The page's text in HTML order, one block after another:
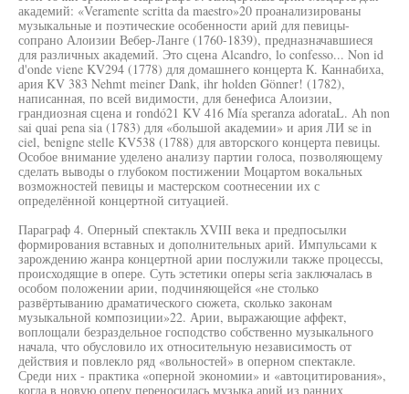
академий: «Veramente scritta da maestro»20 проанализированы
музыкальные и поэтические особенности арий для певицы-
сопрано Алоизии Вебер-Ланге (1760-1839), предназначавшиеся
для различных академий. Это сцена Alcandro, lo confesso... Non id
d'onde viene KV294 (1778) для домашнего концерта К. Каннабиха,
ария KV 383 Nehmt meiner Dank, ihr holden Gönner! (1782),
написанная, по всей видимости, для бенефиса Алоизии,
грандиозная сцена и rondó21 KV 416 Mía speranza adorataL. Ah non
sai quai pena sia (1783) для «большой академии» и ария ЛИ se in
ciel, benigne stelle KV538 (1788) для авторского концерта певицы.
Особое внимание уделено анализу партии голоса, позволяющему
сделать выводы о глубоком постижении Моцартом вокальных
возможностей певицы и мастерском соотнесении их с
определённой концертной ситуацией.
Параграф 4. Оперный спектакль XVIII века и предпосылки
формирования вставных и дополнительных арий. Импульсами к
зарождению жанра концертной арии послужили также процессы,
происходящие в опере. Суть эстетики оперы seria заключалась в
особом положении арии, подчиняющейся «не столько
развёртыванию драматического сюжета, сколько законам
музыкальной композиции»22. Арии, выражающие аффект,
воплощали безраздельное господство собственно музыкального
начала, что обусловило их относительную независимость от
действия и повлекло ряд «вольностей» в оперном спектакле.
Среди них - практика «оперной экономии» и «автоцитирования»,
когда в новую оперу переносилась музыка арий из ранних